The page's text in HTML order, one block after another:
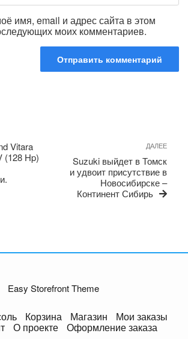
имя, email и адрес сайта в этом
моих комментариев.
Vitara
(128 Hp)
ДАЛЕЕ
Suzuki выйдет в Томск
и удвоит присутствие в
Новосибирске –
Континент Сибирь
Easy Storefront Theme
Корзина Магазин Мои заказы
О проекте Оформление заказа